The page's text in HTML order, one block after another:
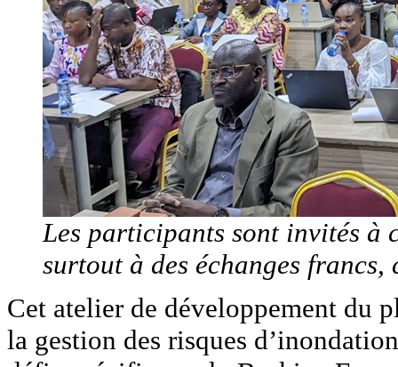
Les participants sont invités à
surtout à des échanges
Cet atelier de développement du
la gestion des risques